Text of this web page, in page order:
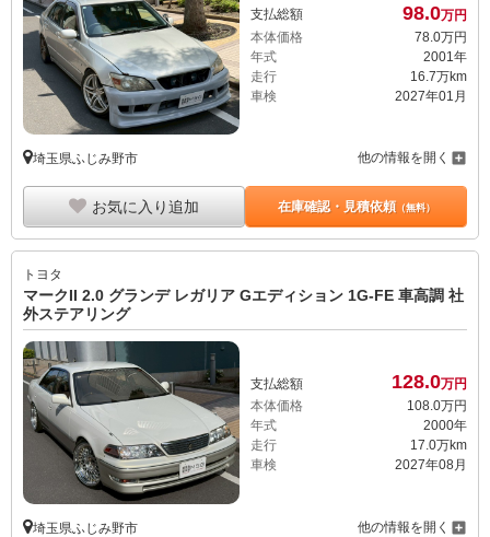
支払総額 98.0万円
本体価格
78. 0万円
年式
2001年
走行
16.7万km
車検
2027年01月
埼玉県ふじみ野市 他の情報を開く
お気に入り追加 在庫確認・見積依頼（無料）
トヨタ
マークII 2.0 グランデ レガリア Gエディション 1G-FE 車高調 社
外ステアリング
支払総額 128.0万円
本体価格
108.0万円
年式
2000年
走行
17.0万km
車検
2027年08月
埼玉県ふじみ野市 他の情報を開く